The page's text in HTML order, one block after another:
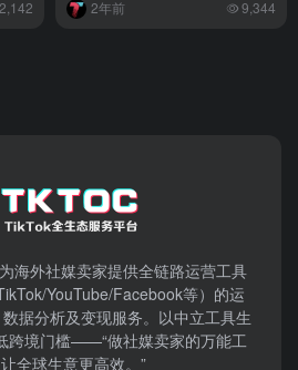
2年前 9,344
海外社媒卖家提供全链路运营工具
YouTube/Facebook等）​的运
据分析及变现服务。以中立工具生
跨境门槛——“做社媒卖家的万能工
全球生意更高效。”